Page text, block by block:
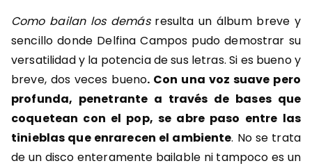
Como bailan los demásresulta un álbum breve y
sencillo donde Delfina Campos pudo demostrar su
versatilidad y la potencia de sus letras. Si es bueno y
breve, dos veces bueno. Con una voz suave pero
profunda, penetrante a través de bases que
coquetean con el pop, se abre paso entre las
tinieblas que enrarecen el ambiente. No se trata
de un disco enteramente bailable ni tampoco es un